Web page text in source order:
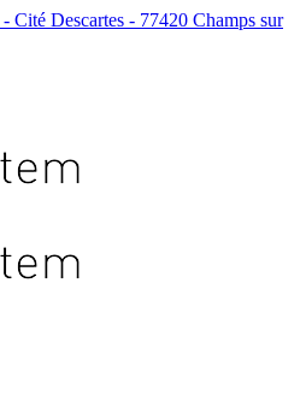
Cité Descartes - 77420 Champs sur